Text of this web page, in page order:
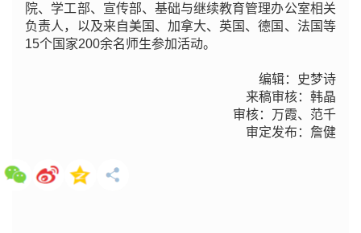
院、学工部、宣传部、基础与继续教育管理办公室相关
负责人，以及来自美国、加拿大、英国、德国、法国等
15个国家200余名师生参加活动。
编辑：史梦诗
来稿审核：韩晶
审核：万霞、范千
审定发布：詹健